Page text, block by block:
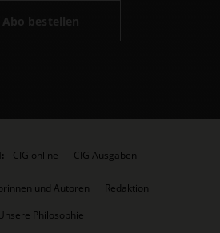
Abo bestellen
CIG online CIG Ausgaben
und Autoren
Redaktion
Philosophie